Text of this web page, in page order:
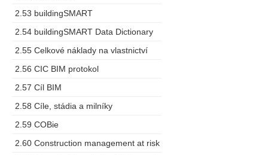
2.53 buildingSMART
2.54 buildingSMART Data Dictionary
2.55 Celkové náklady na vlastnictví
2.56 CIC BIM protokol
2.57 Cíl BIM
2.58 Cíle, stádia a milníky
2.59 COBie
2.60 Construction management at risk